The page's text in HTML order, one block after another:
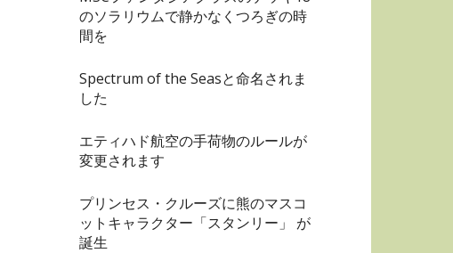
のソラリウムで静かなくつろぎの時
間を
Spectrum of the Seasと命名されま
した
エティハド航空の手荷物のルールが
変更されます
プリンセス・クルーズに熊のマスコ
ットキャラクター「スタンリー」 が
誕生